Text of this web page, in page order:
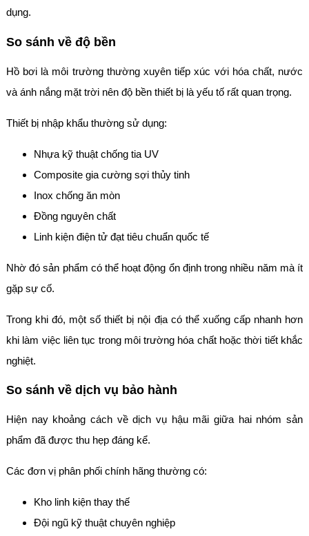
dụng.
So sánh về độ bền
Hồ bơi là môi trường thường xuyên tiếp xúc với hóa chất, nước
và ánh nắng mặt trời nên độ bền thiết bị là yếu tố rất quan trọng.
Thiết bị nhập khẩu thường sử dụng:
Nhựa kỹ thuật chống tia UV
Composite gia cường sợi thủy tinh
Inox chống ăn mòn
Đồng nguyên chất
Linh kiện điện tử đạt tiêu chuẩn quốc tế
Nhờ đó sản phẩm có thể hoạt động ổn định trong nhiều năm mà ít
gặp sự cố.
Trong khi đó, một số thiết bị nội địa có thể xuống cấp nhanh hơn
khi làm việc liên tục trong môi trường hóa chất hoặc thời tiết khắc
nghiệt.
So sánh về dịch vụ bảo hành
Hiện nay khoảng cách về dịch vụ hậu mãi giữa hai nhóm sản
phẩm đã được thu hẹp đáng kể.
Các đơn vị phân phối chính hãng thường có:
Kho linh kiện thay thế
Đội ngũ kỹ thuật chuyên nghiệp